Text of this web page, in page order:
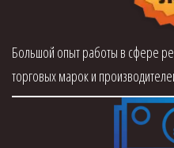
Большой опыт работы в сфере
торговых марок и